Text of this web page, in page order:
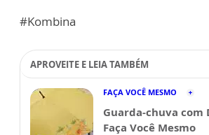
#Kombina
APROVEITE E LEIA TAMBÉM
FAÇA VOCÊ MESMO
Guarda-chuva com
Faça Você Mesmo